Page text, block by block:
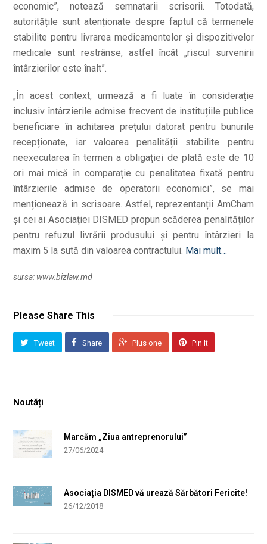
economic”, notează semnatarii scrisorii. Totodată,
autoritățile sunt atenționate despre faptul că termenele
stabilite pentru livrarea medicamentelor și dispozitivelor
medicale sunt restrânse, astfel încât „riscul survenirii
întârzierilor este înalt”.
„În acest context, urmează a fi luate în considerație
inclusiv întârzierile admise frecvent de instituțiile publice
beneficiare în achitarea prețului datorat pentru bunurile
recepționate, iar valoarea penalității stabilite pentru
neexecutarea în termen a obligației de plată este de 10
ori mai mică în comparație cu penalitatea fixată pentru
întârzierile admise de operatorii economici”, se mai
menționează în scrisoare. Astfel, reprezentanții AmCham
și cei ai Asociației DISMED propun scăderea penalităților
pentru refuzul livrării produsului și pentru întârzieri la
maxim 5 la sută din valoarea contractului. Mai mult…
sursa: www.bizlaw.md
Please Share This
Tweet Share Plus one Pin It
Noutăți
Marcăm „Ziua antreprenorului”
27/06/2024
Asociația DISMED vă urează Sărbători Fericite!
26/12/2018